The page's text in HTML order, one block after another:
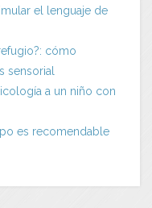
el lenguaje de
cómo
sensorial
a un niño con
es recomendable